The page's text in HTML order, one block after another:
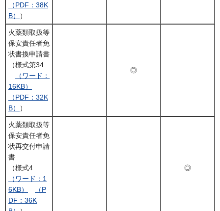
（PDF：38K
B）
）
火薬類取扱等
保安責任者免
状書換申請書
（様式第34
（ワード：
16KB）
（PDF：32K
B）
）
◎
火薬類取扱等
保安責任者免
状再交付申請
書
（様式4
（ワード：1
6KB）
（P
DF：36K
◎